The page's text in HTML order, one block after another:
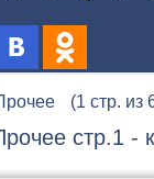
(1 стр. из
стр.1 -